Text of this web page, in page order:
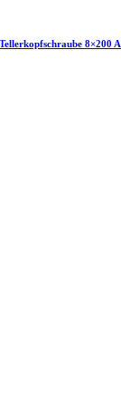
Tellerkopfschraube 8×200